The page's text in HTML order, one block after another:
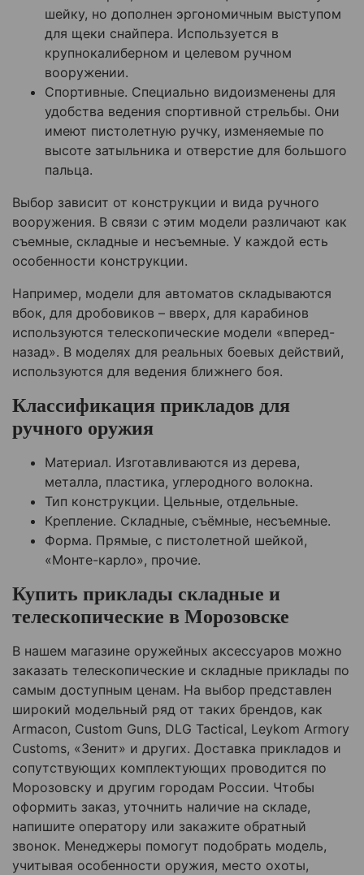
шейку, но дополнен эргономичным выступом
для щеки снайпера. Используется в
крупнокалиберном и целевом ручном
вооружении.
Спортивные. Специально видоизменены для
удобства ведения спортивной стрельбы. Они
имеют пистолетную ручку, изменяемые по
высоте затыльника и отверстие для большого
пальца.
Выбор зависит от конструкции и вида ручного
вооружения. В связи с этим модели различают как
съемные, складные и несъемные. У каждой есть
особенности конструкции.
Например, модели для автоматов складываются
вбок, для дробовиков – вверх, для карабинов
используются телескопические модели «вперед-
назад». В моделях для реальных боевых действий,
используются для ведения ближнего боя.
Классификация прикладов для
ручного оружия
Материал. Изготавливаются из дерева,
металла, пластика, углеродного волокна.
Тип конструкции. Цельные, отдельные.
Крепление. Складные, съёмные, несъемные.
Форма. Прямые, с пистолетной шейкой,
«Монте-карло», прочие.
Купить приклады складные и
телескопические в Морозовске
В нашем магазине оружейных аксессуаров можно
заказать телескопические и складные приклады по
самым доступным ценам. На выбор представлен
широкий модельный ряд от таких брендов, как
Armacon, Custom Guns, DLG Tactical, Leykom Armory
Customs, «Зенит» и других. Доставка прикладов и
сопутствующих комплектующих проводится по
Морозовску и другим городам России. Чтобы
оформить заказ, уточнить наличие на складе,
напишите оператору или закажите обратный
звонок. Менеджеры помогут подобрать модель,
учитывая особенности оружия, место охоты,